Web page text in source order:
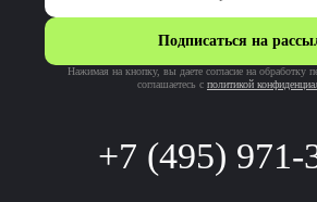
+7 (495) 971-
Подписаться на
Нажимая на кнопку, вы даете согласие на обработку
соглашаетесь c политикой